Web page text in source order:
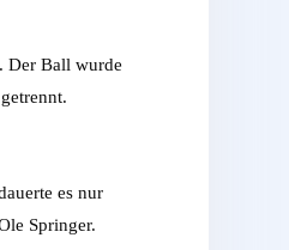
Der Ball wurde
es nur
Springer.